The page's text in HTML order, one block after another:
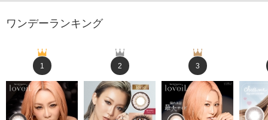
ワンデーランキング
1 2 3